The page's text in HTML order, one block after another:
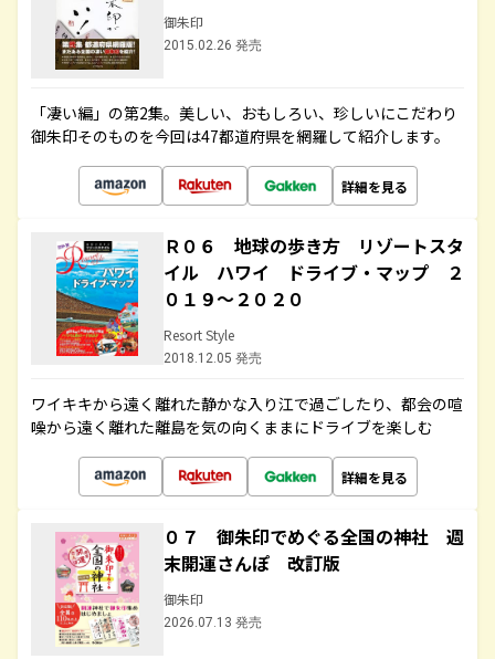
御朱印
2015.02.26 発売
「凄い編」の第2集。美しい、おもしろい、珍しいにこだわり
御朱印そのものを今回は47都道府県を網羅して紹介します。
詳細を見る
Ｒ０６ 地球の歩き方 リゾートスタ
イル ハワイ ドライブ・マップ ２
０１９～２０２０
Resort Style
2018.12.05 発売
ワイキキから遠く離れた静かな入り江で過ごしたり、都会の喧
噪から遠く離れた離島を気の向くままにドライブを楽しむ
詳細を見る
０７ 御朱印でめぐる全国の神社 週
末開運さんぽ 改訂版
御朱印
2026.07.13 発売